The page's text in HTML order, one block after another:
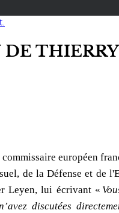
européen
de la Défense et de
Leyen, lui écrivant «
discutées